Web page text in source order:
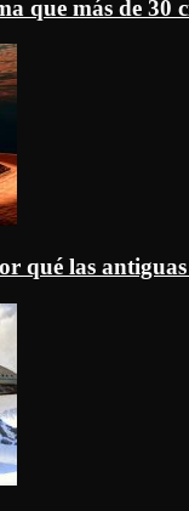
que más de 30
qué las